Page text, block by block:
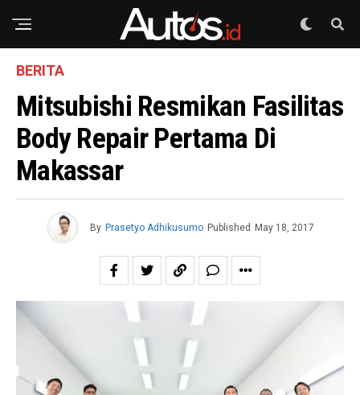
BERITA
Mitsubishi Resmikan Fasilitas
Body Repair Pertama Di
Makassar
By Prasetyo Adhikusumo Published May 18, 2017